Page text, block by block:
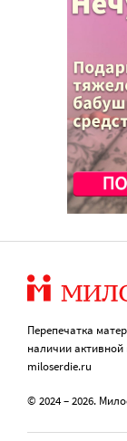
Перепечатка
наличии активной
miloserdie.ru
© 2024 – 2026.